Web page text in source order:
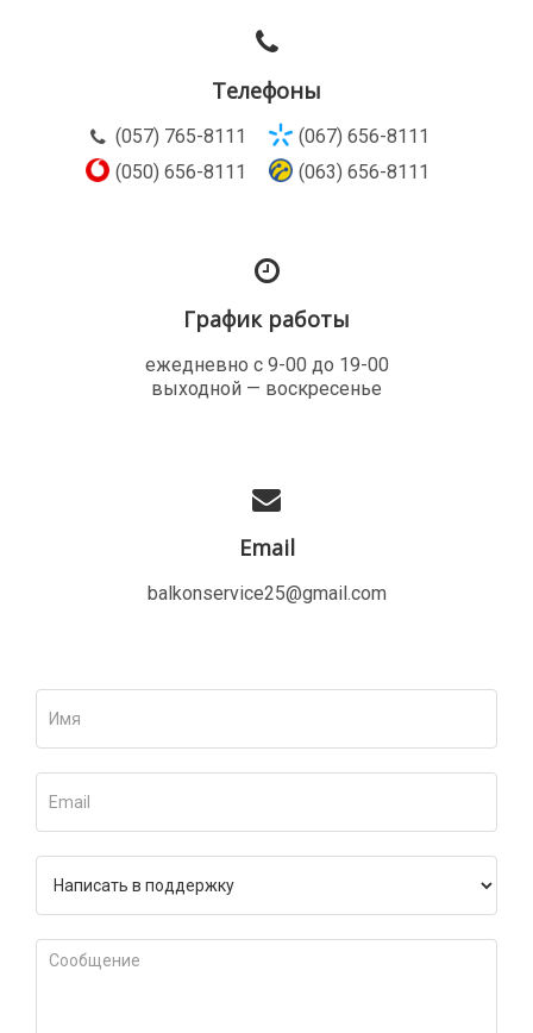
Телефоны
(057) 765-8111
(067) 656-8111
(050) 656-8111
(063) 656-8111
График работы
ежедневно с 9-00 до 19-00
выходной — воскресенье
Email
balkonservice25@gmail.com